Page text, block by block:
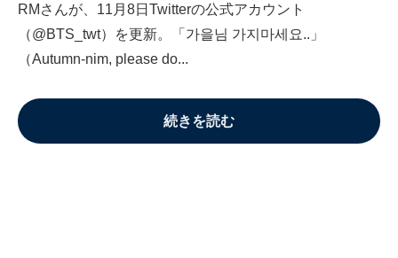
RMさんが、11月8日Twitterの公式アカウント
（@BTS_twt）を更新。「가을님 가지마세요..」
（Autumn-nim, please do...
続きを読む